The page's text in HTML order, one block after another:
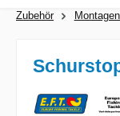
Zubehör